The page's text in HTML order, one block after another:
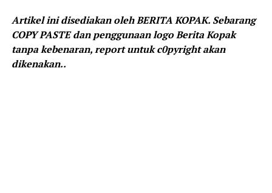
Artikel ini disediakan oleh BERITA KOPAK. Sebarang
COPY PASTE dan penggunaan logo Berita Kopak
tanpa kebenaran, report untuk c0pyright akan
dikenakan..